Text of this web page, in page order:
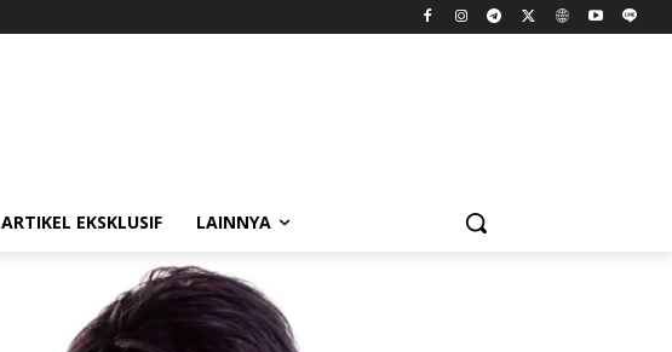
ARTIKEL EKSKLUSIF LAINNYA